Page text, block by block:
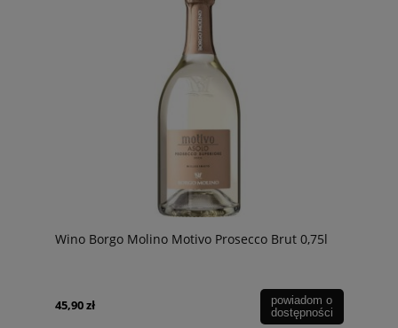
Wino Borgo Molino Motivo Prosecco Brut 0,75l
45,90 zł
powiadom o
dostępności